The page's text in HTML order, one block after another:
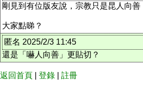
剛見到有位版友說，宗教只是昆人向
大家點睇？
匿名 2025/2/3 11:45
還是「嚇人向善」更貼切？
返回首頁 登錄 註冊